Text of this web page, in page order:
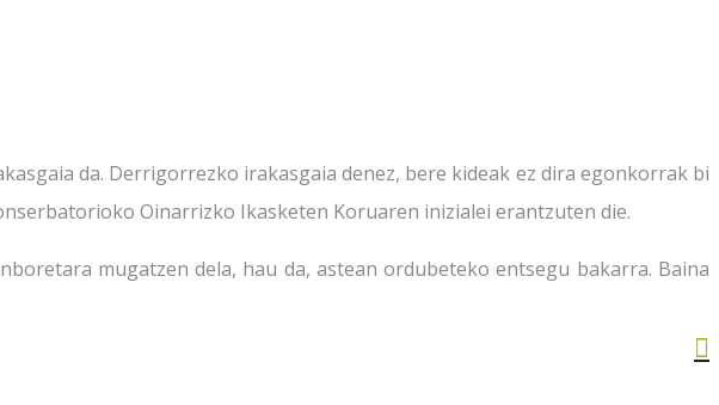
da. Derrigorrezko irakasgaia denez, bere kideak ez dira egonkorrak bi
Oinarrizko Ikasketen Koruaren inizialei erantzuten die.
mugatzen dela, hau da, astean ordubeteko entsegu bakarra. Baina
